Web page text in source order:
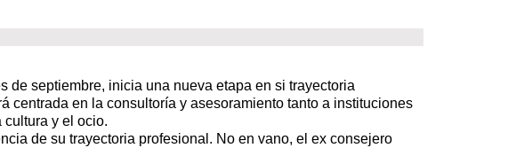
septiembre, inicia una nueva etapa en si trayectoria
centrada en la consultoría y asesoramiento tanto a instituciones
y el ocio.
de su trayectoria profesional. No en vano, el ex consejero